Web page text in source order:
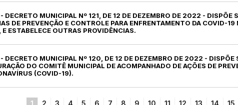
MUNICIPAL Nº 121, DE 12 DE DEZEMBRO DE 2022 - DISPÕE
DE PREVENÇÃO E CONTROLE PARA ENFRENTAMENTO DA COVID-
ESTABELECE OUTRAS PROVIDÊNCIAS.
MUNICIPAL Nº 120, DE 12 DE DEZEMBRO DE 2022 - DISPÕE
DO COMITÊ MUNICIPAL DE ACOMPANHADO DE AÇÕES DE
(COVID-19).
1 2 3 4 5 6 7 8 9 10 11 12 13 14 15